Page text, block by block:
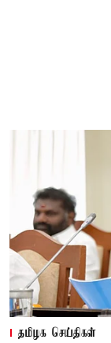
தமிழக செய்திகள்